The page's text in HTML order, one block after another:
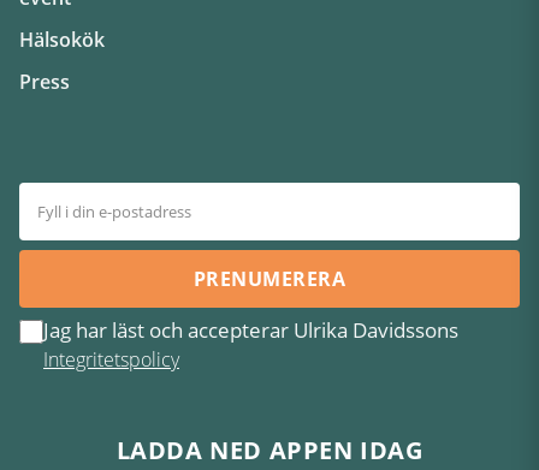
Hälsokök
Press
PRENUMERERA
Jag har läst och accepterar Ulrika Davidssons
Integritetspolicy
LADDA NED APPEN IDAG